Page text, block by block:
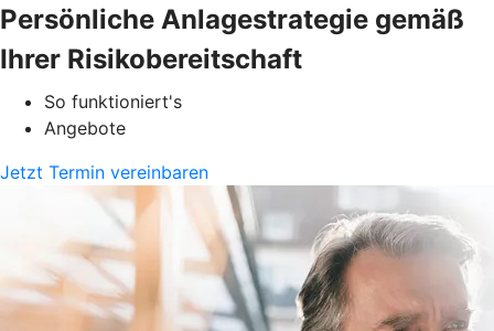
Persönliche Anlagestrategie gemäß
Ihrer Risikobereitschaft
So funktioniert's
Angebote
Jetzt Termin vereinbaren